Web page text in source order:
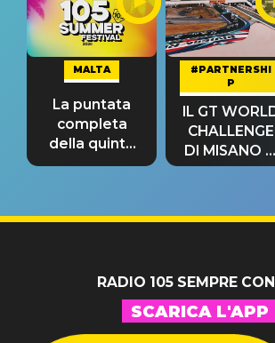
MALTA
La puntata
completa
della quinta
tappa
#PARTNERSHI
P
IL GT
CHALLENGE
DI MISANO si
riconferma
RADIO 105 SEMPRE
SCARICA L'APP